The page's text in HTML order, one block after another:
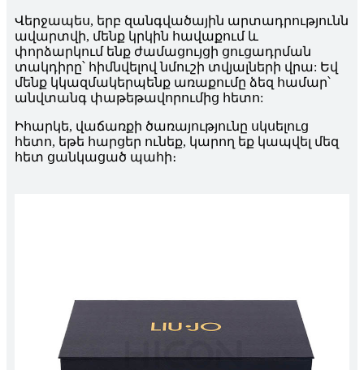
Վերջապես, երբ զանգվածային արտադրությունն
ավարտվի, մենք կրկին հավաքում և
փորձարկում ենք ժամացույցի ցուցադրման
տակդիրը՝ հիմնվելով նմուշի տվյալների վրա: Եվ
մենք կկազմակերպենք առաքումը ձեզ համար՝
անվտանգ փաթեթավորումից հետո:
Իհարկե, վաճառքի ծառայությունը սկսելուց
հետո, եթե հարցեր ունեք, կարող եք կապվել մեզ
հետ ցանկացած պահի։